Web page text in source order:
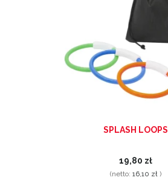
SPLASH LOOPS
19,80 zł
(netto: 16,10 zł)